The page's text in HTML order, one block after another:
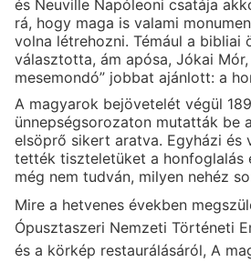
és Neuville Napóleoni csatája
rá, hogy maga is valami
volna létrehozni. Témául a bibliai
választotta, ám apósa, Jókai
mesemondó” jobbat ajánlott: a
A magyarok bejövetelét végül
ünnepségsorozaton mutatták be
elsöprő sikert aratva. Egyházi és
tették tiszteletüket a honfoglalás
még nem tudván, milyen nehéz
Mire a hetvenes években
Ópusztaszeri Nemzeti Történeti
és a körkép restaurálásáról, A